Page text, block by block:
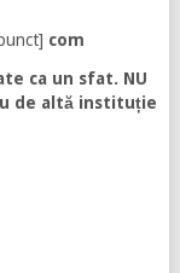
com
ca un sfat. NU
de altă instituție